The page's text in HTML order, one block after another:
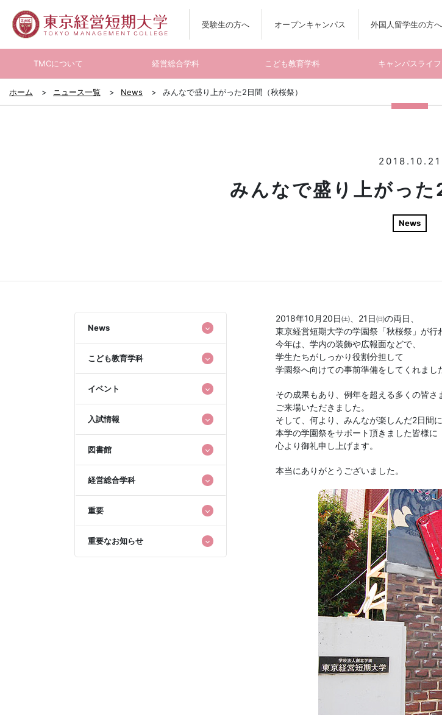
受験生の方へ オープンキャンパス 外国人留学生の方へ
TMCについて 経営総合学科 こども教育学科 キャンパスライフ
ホーム ニュース一覧 News みんなで盛り上がった2日間（秋桜祭）
2018.10.21
みんなで盛り上がった
News
News
こども教育学科
イベント
入試情報
図書館
経営総合学科
重要
重要なお知らせ
2018年10月20日㈯、21日㈰の両日、
東京経営短期大学の学園祭「秋桜祭」が行
今年は、学内の装飾や広報面などで、
学生たちがしっかり役割分担して
学園祭へ向けての事前準備をしてくれまし
その成果もあり、例年を超える多くの皆さ
ご来場いただきました。
そして、何より、みんなが楽しんだ2日間に
本学の学園祭をサポート頂きました皆様に
心より御礼申し上げます。
本当にありがとうございました。